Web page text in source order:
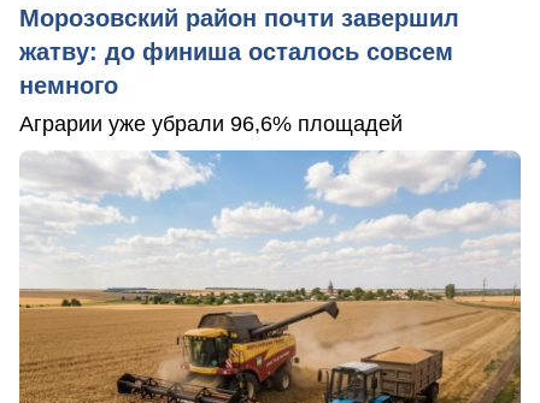
Морозовский район почти завершил
жатву: до финиша осталось совсем
немного
Аграрии уже убрали 96,6% площадей